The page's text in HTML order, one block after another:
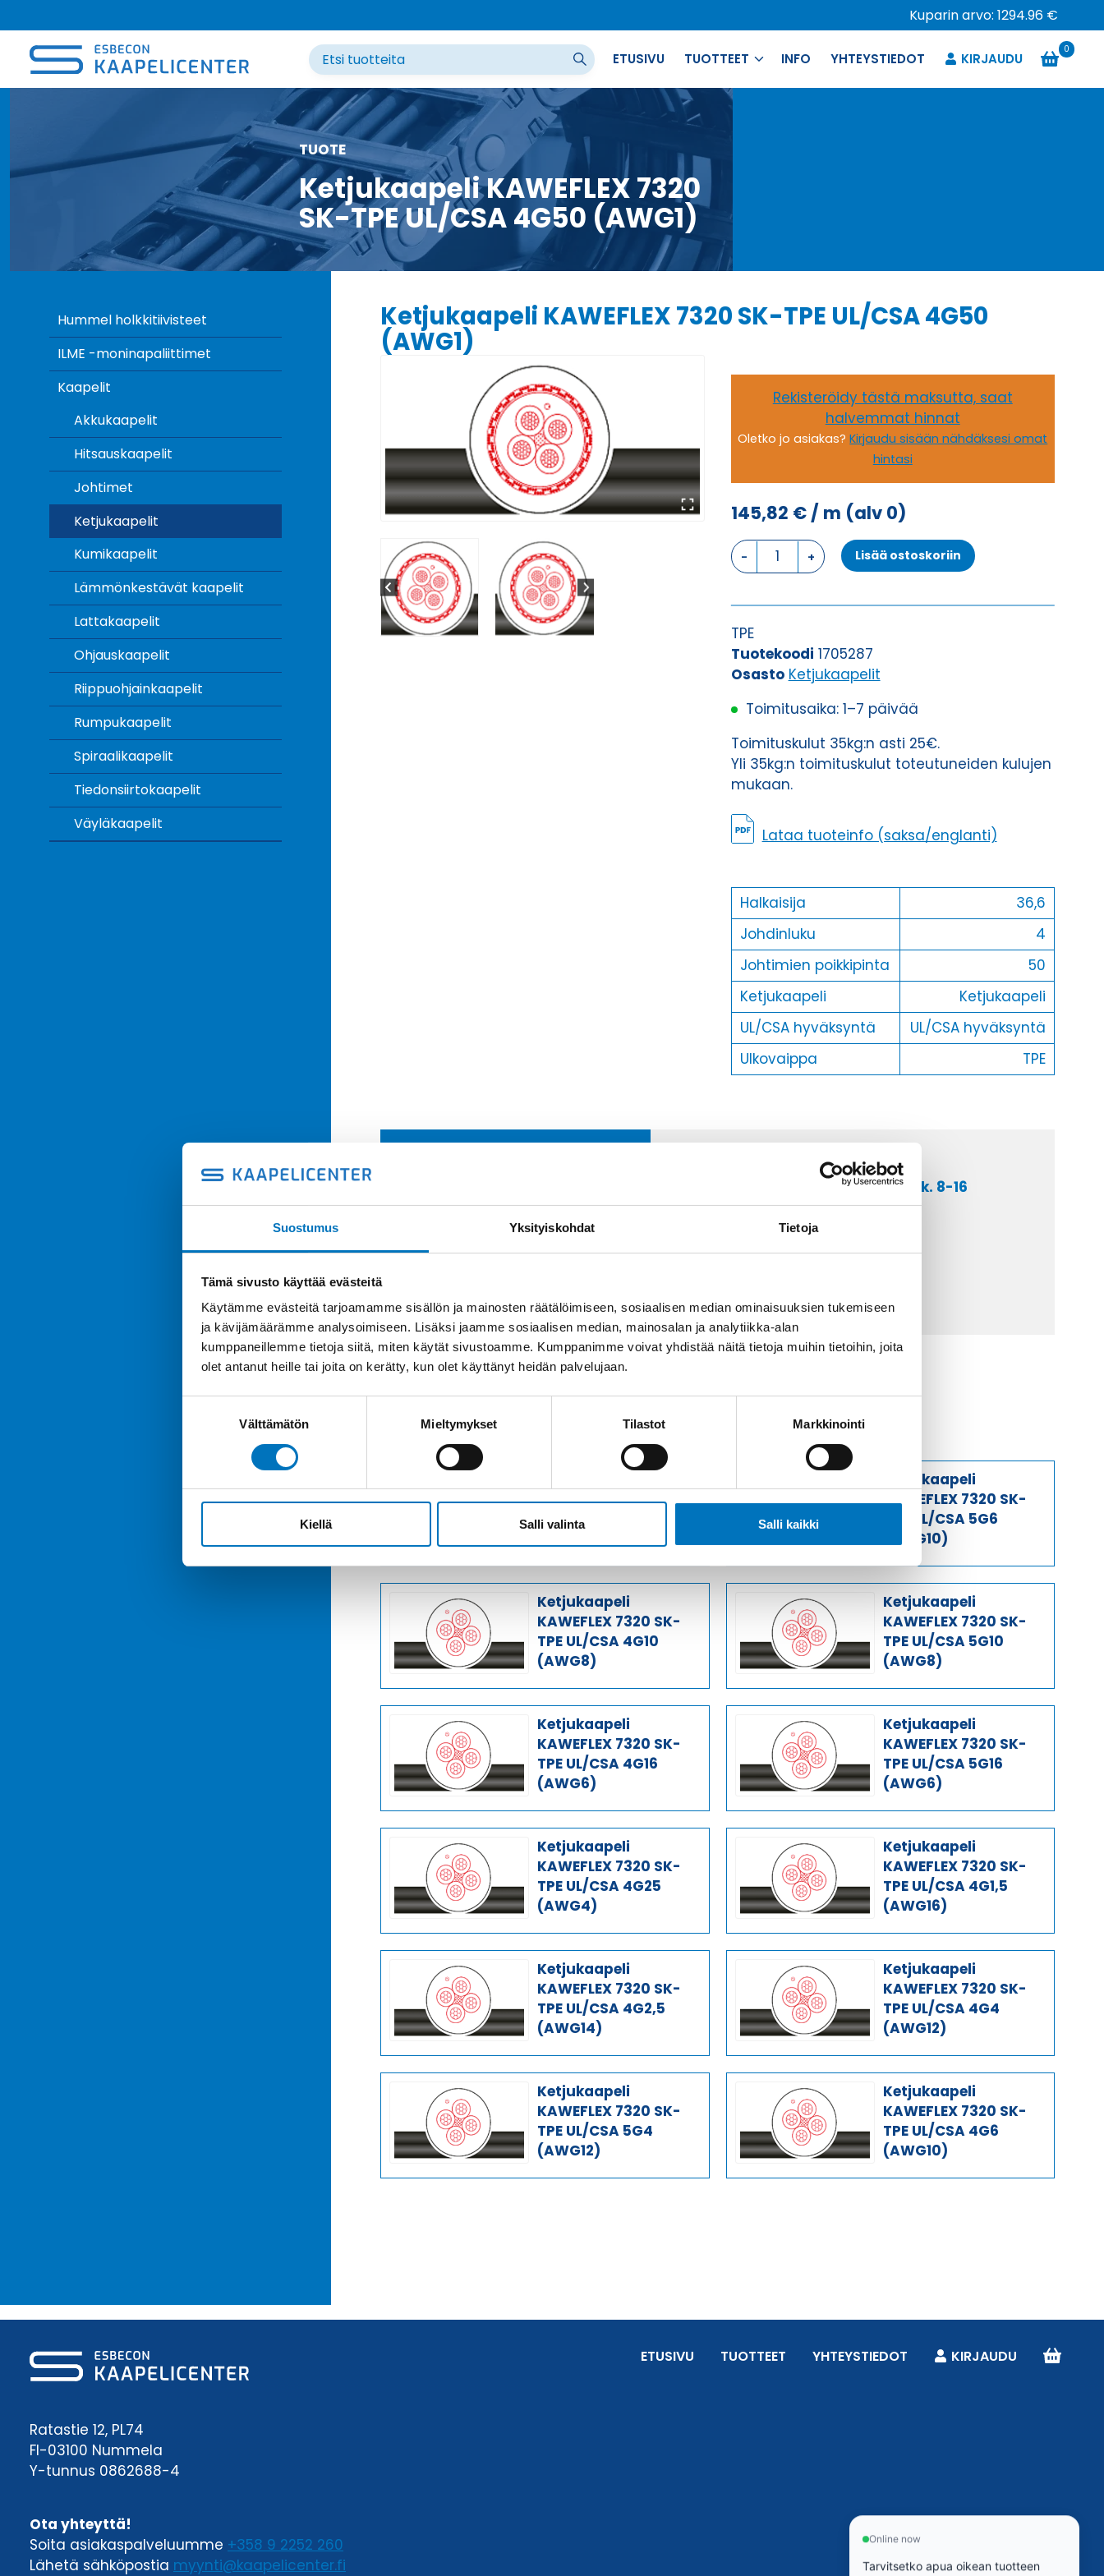
Suostumus Yksityiskohdat Tietoja
Tämä sivusto käyttää evästeitä
Käytämme evästeitä tarjoamamme sisällön ja mainosten räätälöimiseen, sosiaalisen median ominaisuuksien tukemiseen
ja kävijämäärämme analysoimiseen. Lisäksi jaamme sosiaalisen median, mainosalan ja analytiikka-alan
kumppaneillemme tietoja siitä, miten käytät sivustoamme. Kumppanimme voivat yhdistää näitä tietoja muihin tietoihin, joita
olet antanut heille tai joita on kerätty, kun olet käyttänyt heidän palvelujaan.
Välttämätön Mieltymykset Tilastot Markkinointi
Kiellä Salli valinta Salli kaikki
sisältöön
Kuparin arvo: 1294.96 €
ETUSIVU TUOTTEET INFO YHTEYSTIEDOT KIRJAUDU
0
TUOTE
Ketjukaapeli KAWEFLEX 7320
SK-TPE UL/CSA 4G50 (AWG1)
Hummel holkkitiivisteet
ILME -moninapaliittimet
Kaapelit
Akkukaapelit
Hitsauskaapelit
Johtimet
Ketjukaapelit
Kumikaapelit
Lämmönkestävät kaapelit
Lattakaapelit
Ohjauskaapelit
Riippuohjainkaapelit
Rumpukaapelit
Spiraalikaapelit
Tiedonsiirtokaapelit
Väyläkaapelit
Ketjukaapeli KAWEFLEX 7320 SK-TPE UL/CSA 4G50
(AWG1)
Rekisteröidy tästä maksutta, saat
halvemmat hinnat
Oletko jo asiakas?Kirjaudu sisään nähdäksesi omat
hintasi
145,82 €/ m (alv 0)
Ketjukaapeli
KAWEFLEX
SK-
UL/CSA
4G50
määrä
Lisää ostoskoriin
TPE
Tuotekoodi 1705287
Osasto Ketjukaapelit
Toimitusaika: 1–7 päivää
Toimituskulut 35kg:n asti 25€.
Yli 35kg:n toimituskulut toteutuneiden kulujen
mukaan.
Lataa tuoteinfo (saksa/englanti)
Halkaisija
36,6
Johdinluku
4
Johtimien poikkipinta
50
Ketjukaapeli
Ketjukaapeli
UL/CSA hyväksyntä
UL/CSA hyväksyntä
Ulkovaippa
TPE
Kysyttävää?
Anna meidän
auttaa.
Soita asiakaspalveluumme ark. 8-16
+358 9 2252 260
Tai lähetä sähköpostia
Saman kaapelin eri versiot
KAWEFLEX 7320 SK-
TPE UL/CSA 4G35
Ketjukaapeli
KAWEFLEX 7320 SK-
TPE UL/CSA 5G6
(AWG10)
Ketjukaapeli
KAWEFLEX 7320 SK-
TPE UL/CSA 4G10
(AWG8)
Ketjukaapeli
KAWEFLEX 7320 SK-
TPE UL/CSA 5G10
(AWG8)
Ketjukaapeli
KAWEFLEX 7320 SK-
TPE UL/CSA 4G16
(AWG6)
Ketjukaapeli
KAWEFLEX 7320 SK-
TPE UL/CSA 5G16
(AWG6)
Ketjukaapeli
KAWEFLEX 7320 SK-
TPE UL/CSA 4G25
(AWG4)
Ketjukaapeli
KAWEFLEX 7320 SK-
TPE UL/CSA 4G1,5
(AWG16)
Ketjukaapeli
KAWEFLEX 7320 SK-
TPE UL/CSA 4G2,5
(AWG14)
Ketjukaapeli
KAWEFLEX 7320 SK-
TPE UL/CSA 4G4
(AWG12)
Ketjukaapeli
KAWEFLEX 7320 SK-
TPE UL/CSA 5G4
(AWG12)
Ketjukaapeli
KAWEFLEX 7320 SK-
TPE UL/CSA 4G6
(AWG10)
Ratastie 12, PL74
FI-03100 Nummela
Y-tunnus 0862688-4
Ota yhteyttä!
Soita asiakaspalveluumme +358 9 2252 260
Lähetä sähköpostia myynti@kaapelicenter.fi
ETUSIVU TUOTTEET YHTEYSTIEDOT KIRJAUDU
Online now
Tarvitsetko apua oikean tuotteen